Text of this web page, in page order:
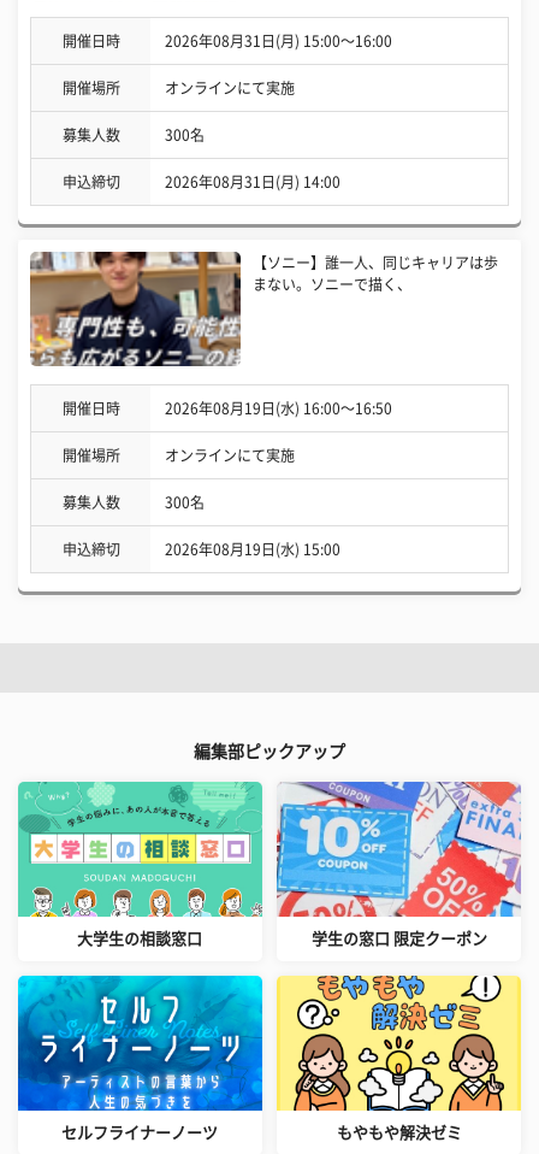
開催日時 2026年08月31日(月) 15:00〜16:00
開催場所 オンラインにて実施
募集人数 300名
申込締切 2026年08月31日(月) 14:00
【ソニー】誰一人、同じキャリアは歩
まない。ソニーで描く、
開催日時 2026年08月19日(水) 16:00〜16:50
開催場所 オンラインにて実施
募集人数 300名
申込締切 2026年08月19日(水) 15:00
編集部ピックアップ
大学生の相談窓口 学生の窓口 限定クーポン
セルフライナーノーツ もやもや解決ゼミ